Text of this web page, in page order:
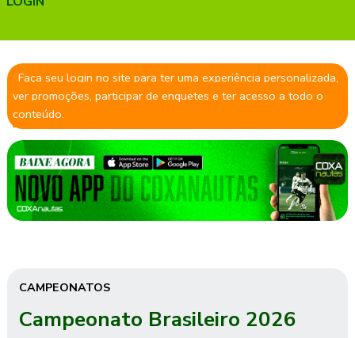
Faça seu login no site para ter uma experiência personalizada,
ver promoções, participar de enquetes e ter acesso a todo o
conteúdo.
CAMPEONATOS
Campeonato Brasileiro 2026